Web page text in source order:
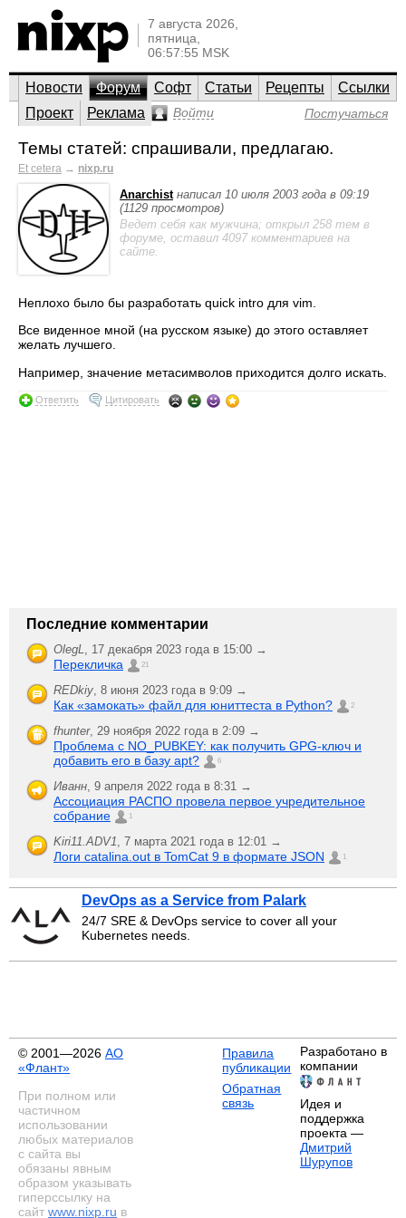
7 августа 2026,
пятница,
06:57:55 MSK
Новости Форум Софт Статьи Рецепты
Ссылки
Проект
Реклама Войти Постучаться
Темы статей: спрашивали, предлагаю.
Et cetera → nixp.ru
Anarchist написал 10 июля 2003 года в 09:19
(1129 просмотров)
Ведет себя как мужчина; открыл 258 тем в
форуме, оставил 4097 комментариев на
сайте.
Неплохо было бы разработать quick intro для vim.
Все виденное мной (на русском языке) до этого оставляет
желать лучшего.
Например, значение метасимволов приходится долго искать.
Ответить Цитировать
Последние комментарии
OlegL, 17 декабря 2023 года в 15:00 →
Перекличка 21
REDkiy, 8 июня 2023 года в 9:09 →
Как «замокать» файл для юниттеста в Python? 2
fhunter, 29 ноября 2022 года в 2:09 →
Проблема с NO_PUBKEY: как получить GPG-ключ и
добавить его в базу apt?
6
Иванн, 9 апреля 2022 года в 8:31 →
Ассоциация РАСПО провела первое учредительное
собрание
1
Kiri11.ADV1, 7 марта 2021 года в 12:01 →
Логи catalina.out в TomCat 9 в формате JSON 1
DevOps as a Service from Palark
24/7 SRE & DevOps service to cover all your
Kubernetes needs.
© 2001—2026 АО
«Флант»
При полном или
частичном
использовании
любых материалов
с сайта вы
обязаны явным
образом указывать
гиперссылку на
сайт www.nixp.ru в
Правила
публикации
Обратная
связь
Разработано в
компании
Идея и
поддержка
проекта —
Дмитрий
Шурупов